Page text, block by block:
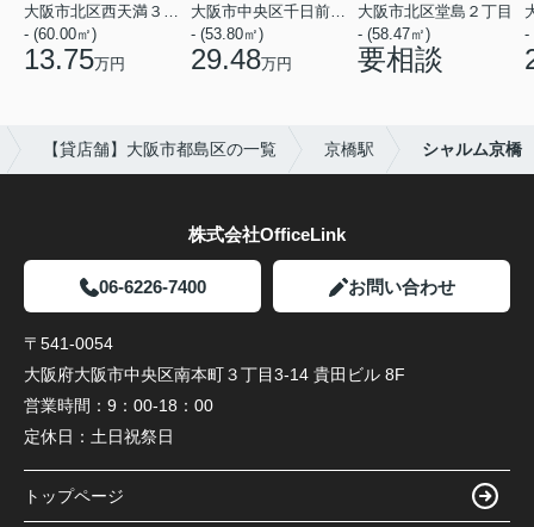
大阪市北区西天満３丁目
- (60.00㎡)
13.75万円
大阪市中央区千日前１丁目
- (53.80㎡)
29.48万円
大阪市北区堂島２丁目
- (58.47㎡)
要相談
-
【貸店舗】大阪市都島区の一覧 京橋駅 シャルム京橋
株式会社OfficeLink
06-6226-7400 お問い合わせ
〒541-0054
大阪府大阪市中央区南本町３丁目3-14 貴田ビル 8F
営業時間： 9：00-18：00
定休日： 土日祝祭日
トップページ